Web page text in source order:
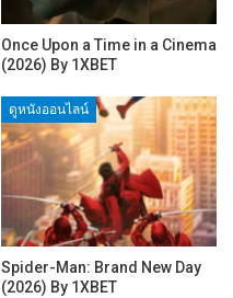
Once Upon a Time in a Cinema
(2026) By 1XBET
ดูหนังออนไลน์
Spider-Man: Brand New Day
(2026) By 1XBET